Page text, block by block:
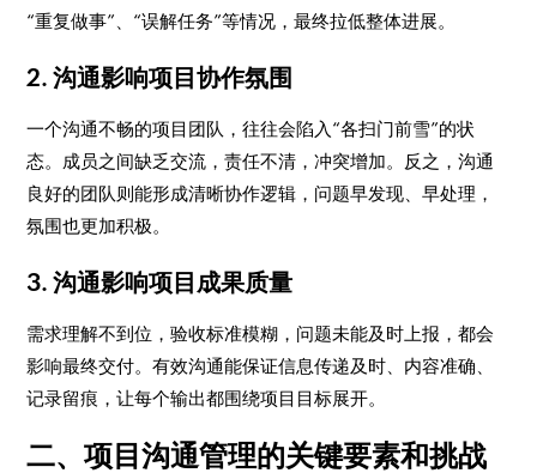
“重复做事”、“误解任务”等情况，最终拉低整体进展。
2. 沟通影响项目协作氛围
一个沟通不畅的项目团队，往往会陷入“各扫门前雪”的状
态。成员之间缺乏交流，责任不清，冲突增加。反之，沟通
良好的团队则能形成清晰协作逻辑，问题早发现、早处理，
氛围也更加积极。
3. 沟通影响项目成果质量
需求理解不到位，验收标准模糊，问题未能及时上报，都会
影响最终交付。有效沟通能保证信息传递及时、内容准确、
记录留痕，让每个输出都围绕项目目标展开。
二、项目沟通管理的关键要素和挑战